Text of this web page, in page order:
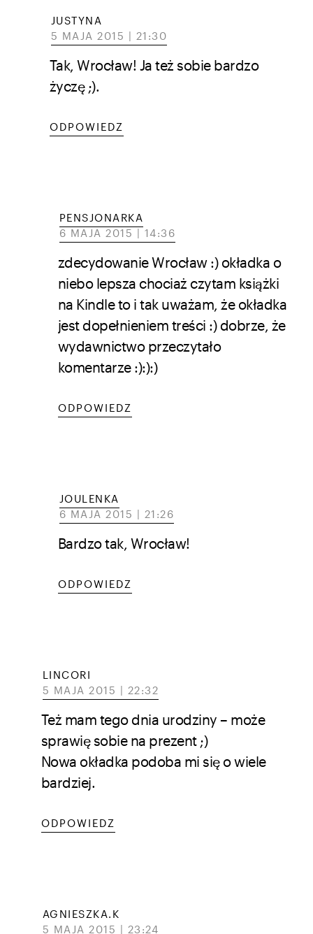
JUSTYNA
5 MAJA 2015 | 21:30
Tak, Wrocław! Ja też sobie bardzo
życzę ;).
ODPOWIEDZ
PENSJONARKA
6 MAJA 2015 | 14:36
zdecydowanie Wrocław :) okładka o
niebo lepsza chociaż czytam książki
na Kindle to i tak uważam, że okładka
jest dopełnieniem treści :) dobrze, że
wydawnictwo przeczytało
komentarze :):):)
ODPOWIEDZ
JOULENKA
6 MAJA 2015 | 21:26
Bardzo tak, Wrocław!
ODPOWIEDZ
LINCORI
5 MAJA 2015 | 22:32
Też mam tego dnia urodziny – może
sprawię sobie na prezent ;)
Nowa okładka podoba mi się o wiele
bardziej.
ODPOWIEDZ
AGNIESZKA.K
5 MAJA 2015 | 23:24